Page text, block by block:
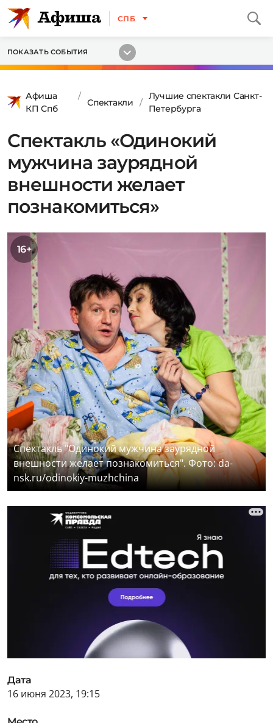
СПБ
ПОКАЗАТЬ СОБЫТИЯ
Афиша
КП Спб
Спектакли
Лучшие спектакли Санкт-
Петербурга
Спектакль «Одинокий
мужчина заурядной
внешности желает
познакомиться»
16+
Спектакль "Одинокий мужчина заурядной
внешности желает познакомиться". Фото: da-
nsk.ru/odinokiy-muzhchina
Дата
16 июня 2023, 19:15